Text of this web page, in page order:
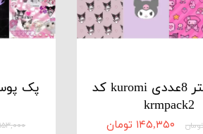
پک پوستر 8عددی kuromi کد
krmpack2
۱۴۵,۳۵۰ تومان ۱۵۳,۰۰۰ تومان